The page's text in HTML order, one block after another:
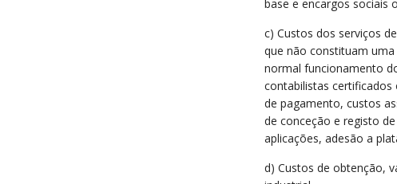
base e encargos sociais
c) Custos dos serviços
que não constituam
normal funcionamento
contabilistas certificados
de pagamento, custos
de conceção e registo
aplicações, adesão a
d) Custos de obtenção,